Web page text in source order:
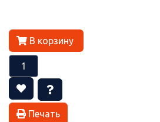
В корзину
Печать